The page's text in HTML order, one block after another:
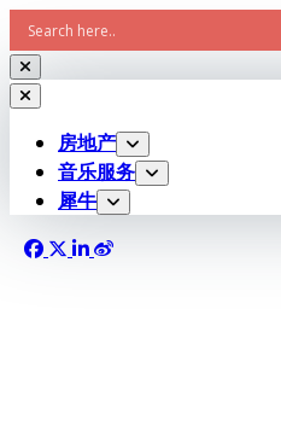
Skip
to
content
房地产
音乐服务
犀牛